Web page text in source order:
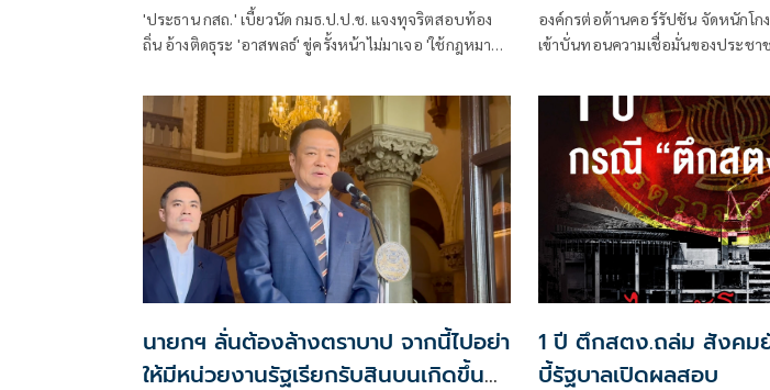
'ประธาน กสถ.' เบี้ยวนัด กมธ.ป.ป.ช. แจงทุจริตสอบท้อง
ถิ่น อ้างติดธุระ 'อาสพลธ์' ขู่ครั้งหน้าไม่มาเจอ 'ใช้กฎหมาย
เปิดทุกเรื่องในเวทีนี้
องค์กรต่อต้านคอร์รัปชัน จัดหนักโกงข้อสอบ ประตูทาง
เข้าบั่นทอนความเชื่อมั่นของประช
ปิดช่องโหว่ของการโกงในอนาคต ย
นายกฯ ลั่นต้องล้างตราบาป จากนี้ไปอย่า
ให้มีหน่วยงานรัฐเรียกรับสินบนเกิดขึ้น
1 ปี ตึกสตง.ถล่ม สังคม
บี้รัฐบาลเปิดผลสอบ